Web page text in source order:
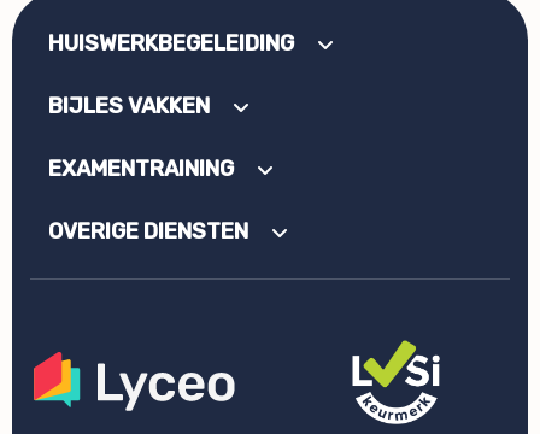
HUISWERKBEGELEIDING
BIJLES VAKKEN
EXAMENTRAINING
OVERIGE DIENSTEN